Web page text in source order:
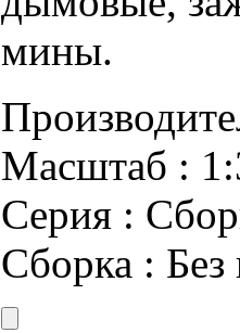
мины.
Масштаб :
Серия :
Сборка : Без